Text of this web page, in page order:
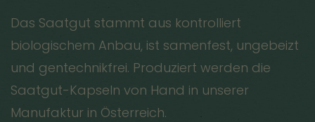
Das Saatgut stammt aus kontrolliert
biologischem Anbau, ist samenfest, ungebeizt
und gentechnikfrei. Produziert werden die
Saatgut-Kapseln von Hand in unserer
Manufaktur in Österreich.